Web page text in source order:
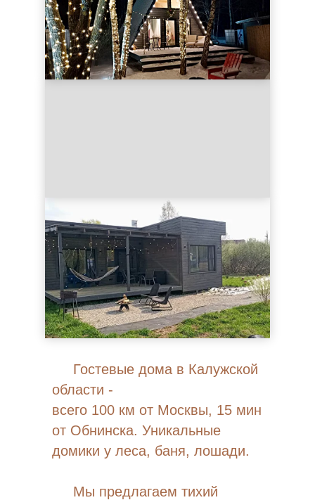
Гостевые дома в Калужской
области -
всего 100 км от Москвы, 15 мин
от Обнинска. Уникальные
домики у леса, баня, лошади.
Мы предлагаем тихий